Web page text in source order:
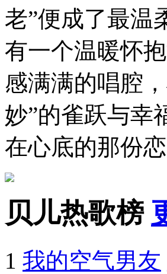
老”便成了最温
有一个温暖怀
感满满的唱腔
妙”的雀跃与幸
在心底的那份恋
贝儿热歌榜
1 我的空气男友